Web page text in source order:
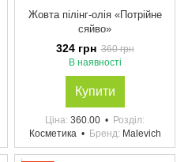
Жовта пілінг-олія «Потрійне
сяйво»
324 грн 360 грн
В наявності
Купити
Ціна 360.00
Розділ
Косметика
Бренд Malevich